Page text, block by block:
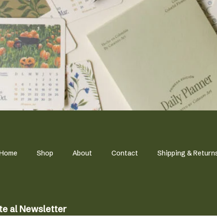
Shop About Contact Shipping &
al Newsletter